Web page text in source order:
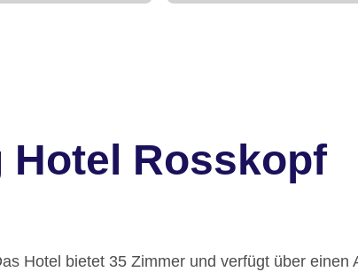
Hotel Rosskopf
Hotel bietet 35 Zimmer und verfügt über